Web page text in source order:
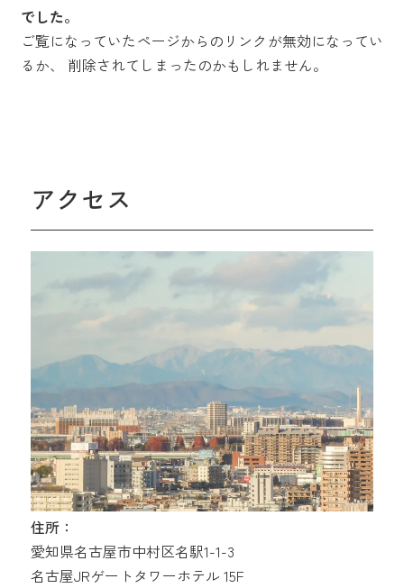
でした。
ご覧になっていたページからのリンクが無効になってい
るか、
削除されてしまったのかもしれません。
アクセス
住所：
愛知県名古屋市中村区名駅1-1-3
名古屋JRゲートタワーホテル 15F